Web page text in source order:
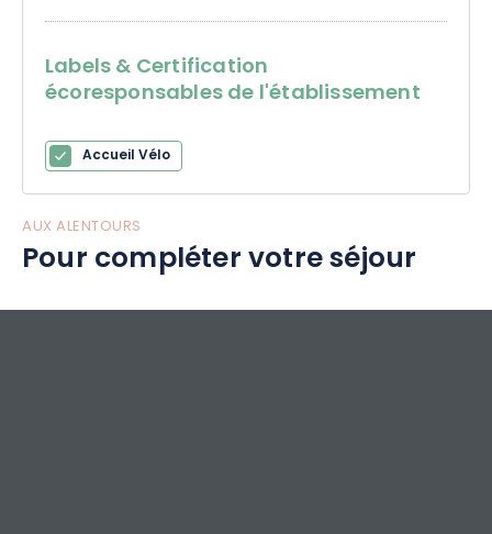
Labels & Certification
écoresponsables de l'établissement
Accueil Vélo
AUX ALENTOURS
Pour compléter votre séjour